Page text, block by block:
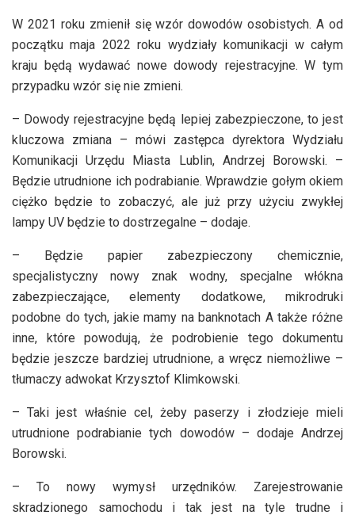
W 2021 roku zmienił się wzór dowodów osobistych. A od
początku maja 2022 roku wydziały komunikacji w całym
kraju będą wydawać nowe dowody rejestracyjne. W tym
przypadku wzór się nie zmieni.
– Dowody rejestracyjne będą lepiej zabezpieczone, to jest
kluczowa zmiana – mówi zastępca dyrektora Wydziału
Komunikacji Urzędu Miasta Lublin, Andrzej Borowski. –
Będzie utrudnione ich podrabianie. Wprawdzie gołym okiem
ciężko będzie to zobaczyć, ale już przy użyciu zwykłej
lampy UV będzie to dostrzegalne – dodaje.
– Będzie papier zabezpieczony chemicznie,
specjalistyczny nowy znak wodny, specjalne włókna
zabezpieczające, elementy dodatkowe, mikrodruki
podobne do tych, jakie mamy na banknotach A także różne
inne, które powodują, że podrobienie tego dokumentu
będzie jeszcze bardziej utrudnione, a wręcz niemożliwe –
tłumaczy adwokat Krzysztof Klimkowski.
– Taki jest właśnie cel, żeby paserzy i złodzieje mieli
utrudnione podrabianie tych dowodów – dodaje Andrzej
Borowski.
– To nowy wymysł urzędników. Zarejestrowanie
skradzionego samochodu i tak jest na tyle trudne i